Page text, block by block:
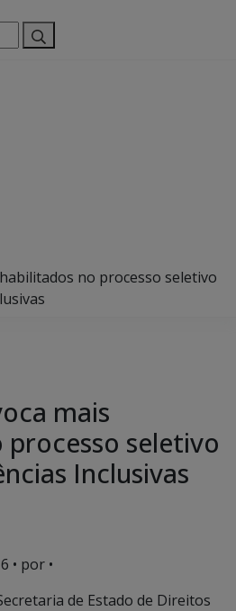
no processo seletivo
mais
seletivo
Inclusivas
• por •
de Estado de Direitos